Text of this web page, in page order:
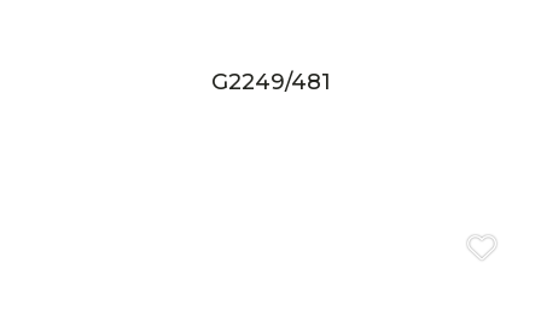
G2249/481